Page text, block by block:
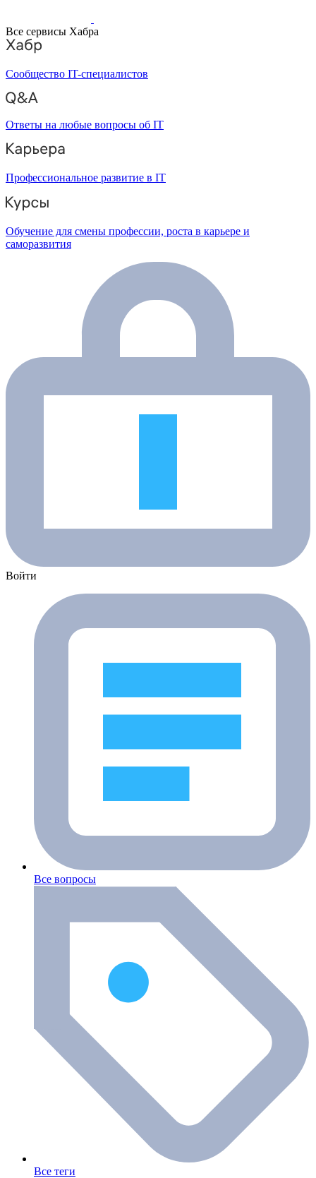
Все сервисы Хабра
Сообщество IT-специалистов
Ответы на любые вопросы об IT
Профессиональное развитие в IT
Обучение для смены профессии, роста в карьере и
саморазвития
Войти
Все вопросы
Все теги